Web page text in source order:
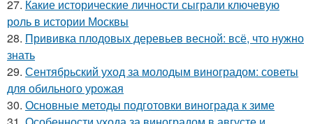
27. Какие исторические личности сыграли ключевую
роль в истории Москвы
28. Прививка плодовых деревьев весной: всё, что нужно
знать
29. Сентябрьский уход за молодым виноградом: советы
для обильного урожая
30. Основные методы подготовки винограда к зиме